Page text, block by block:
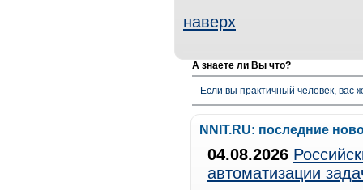
наверх
А знаете ли Вы что?
Если вы практичный человек, вас
NNIT.RU: последние
04.08.2026
автоматизации